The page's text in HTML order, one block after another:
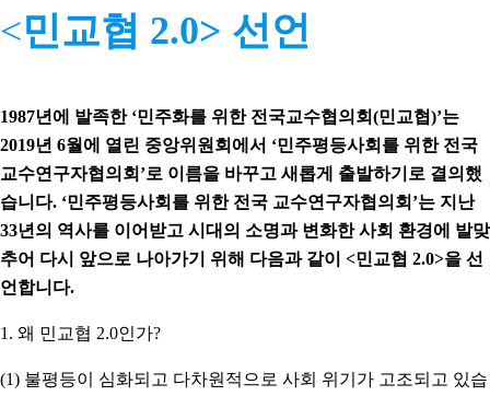
<민교협 2.0> 선언
1987년에 발족한 ‘민주화를 위한 전국교수협의회(민교협)’는
2019년 6월에 열린 중앙위원회에서 ‘민주평등사회를 위한 전국
교수연구자협의회’로 이름을 바꾸고 새롭게 출발하기로 결의했
습니다. ‘민주평등사회를 위한 전국 교수연구자협의회’는 지난
33년의 역사를 이어받고 시대의 소명과 변화한 사회 환경에 발맞
추어 다시 앞으로 나아가기 위해 다음과 같이 <민교협 2.0>을 선
언합니다.
1. 왜 민교협 2.0인가?
(1) 불평등이 심화되고 다차원적으로 사회 위기가 고조되고 있습